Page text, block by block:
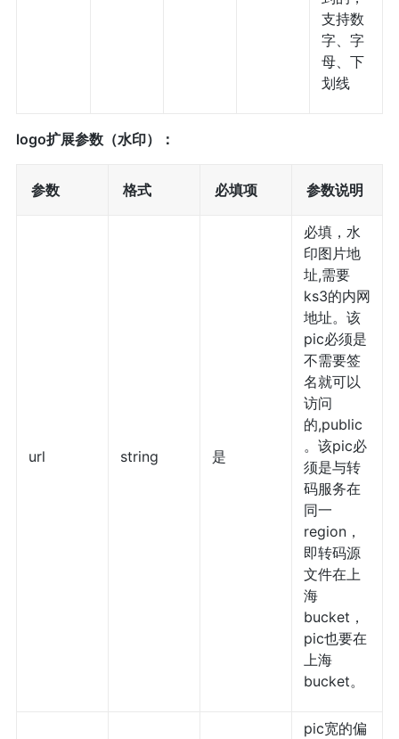
支持数
字、字
母、下
划线
logo扩展参数（水印）：
参数 格式 必填项 参数说明
url string 是
必填，水
印图片地
址,需要
ks3的内网
地址。该
pic必须是
不需要签
名就可以
访问
的,public
。该pic必
须是与转
码服务在
同一
region，
即转码源
文件在上
海
bucket，
pic也要在
上海
bucket。
pic宽的偏